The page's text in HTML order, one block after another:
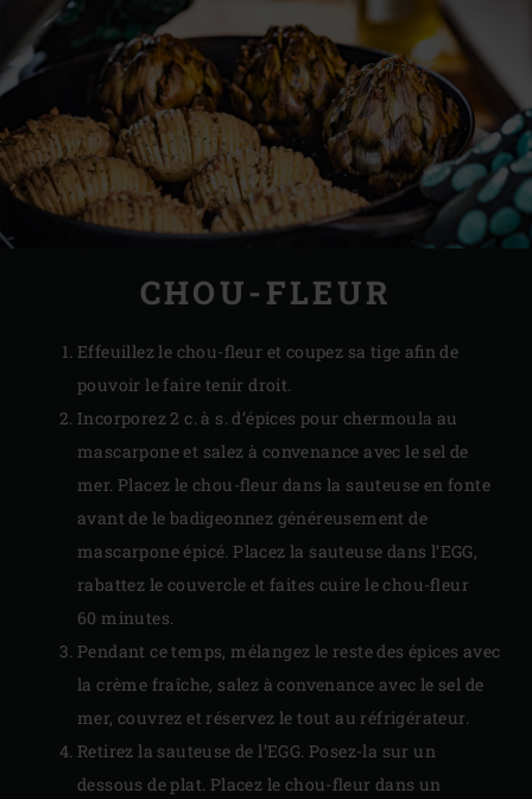
CHOU-FLEUR
Effeuillez le chou-fleur et coupez sa tige afin de
pouvoir le faire tenir droit.
Incorporez 2 c. à s. d’épices pour chermoula au
mascarpone et salez à convenance avec le sel de
mer. Placez le chou-fleur dans la sauteuse en fonte
avant de le badigeonnez généreusement de
mascarpone épicé. Placez la sauteuse dans l’EGG,
rabattez le couvercle et faites cuire le chou-fleur
60 minutes.
Pendant ce temps, mélangez le reste des épices avec
la crème fraîche, salez à convenance avec le sel de
mer, couvrez et réservez le tout au réfrigérateur.
Retirez la sauteuse de l’EGG. Posez-la sur un
dessous de plat. Placez le chou-fleur dans un